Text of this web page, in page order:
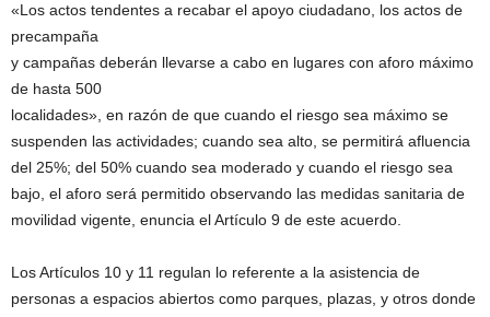
«Los actos tendentes a recabar el apoyo ciudadano, los actos de
precampaña
y campañas deberán llevarse a cabo en lugares con aforo máximo
de hasta 500
localidades», en razón de que cuando el riesgo sea máximo se
suspenden las actividades; cuando sea alto, se permitirá afluencia
del 25%; del 50% cuando sea moderado y cuando el riesgo sea
bajo, el aforo será permitido observando las medidas sanitaria de
movilidad vigente, enuncia el Artículo 9 de este acuerdo.
Los Artículos 10 y 11 regulan lo referente a la asistencia de
personas a espacios abiertos como parques, plazas, y otros donde